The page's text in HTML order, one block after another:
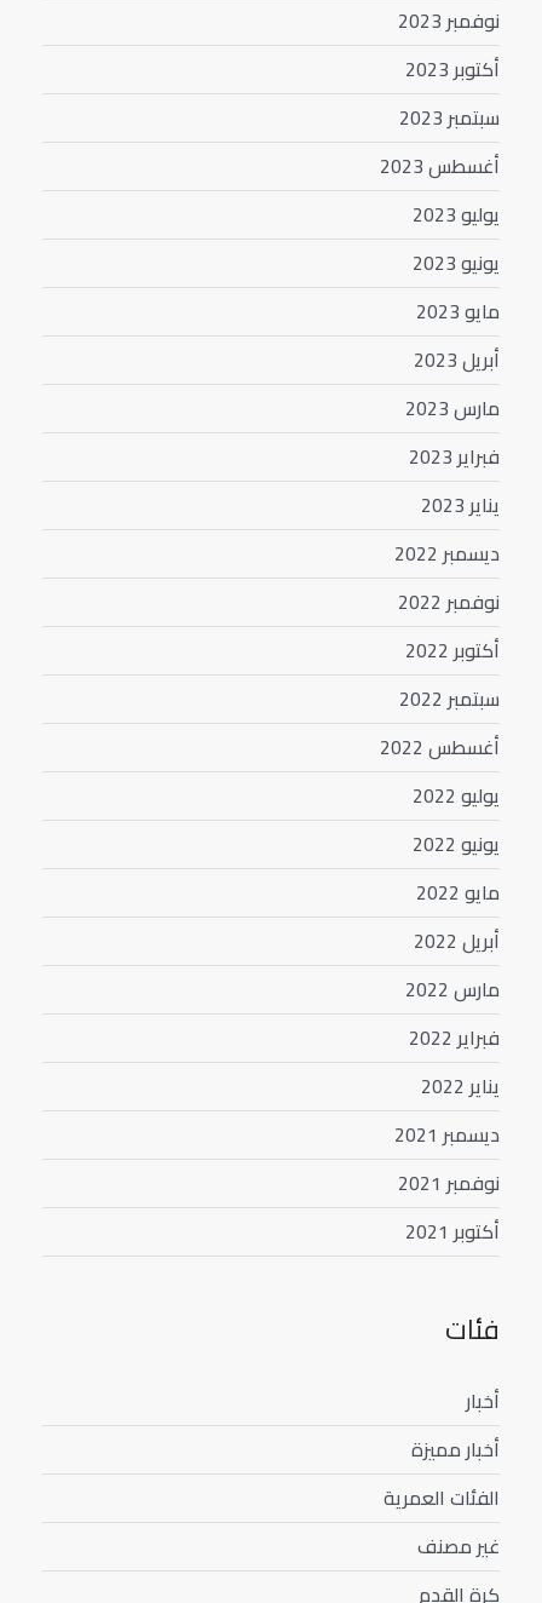
نوفمبر 2023
أكتوبر 2023
سبتمبر 2023
أغسطس 2023
يوليو 2023
يونيو 2023
مايو 2023
أبريل 2023
مارس 2023
فبراير 2023
يناير 2023
ديسمبر 2022
نوفمبر 2022
أكتوبر 2022
سبتمبر 2022
أغسطس 2022
يوليو 2022
يونيو 2022
مايو 2022
أبريل 2022
مارس 2022
فبراير 2022
يناير 2022
ديسمبر 2021
نوفمبر 2021
أكتوبر 2021
فئات
أخبار
أخبار مميزة
الفئات العمرية
غير مصنف
كرة القدم